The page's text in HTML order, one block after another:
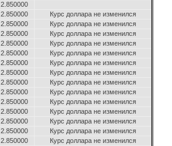
2.850000
2.850000
Курс доллара не изменился
2.850000
Курс доллара не изменился
2.850000
Курс доллара не изменился
2.850000
Курс доллара не изменился
2.850000
Курс доллара не изменился
2.850000
Курс доллара не изменился
2.850000
Курс доллара не изменился
2.850000
Курс доллара не изменился
2.850000
Курс доллара не изменился
2.850000
Курс доллара не изменился
2.850000
Курс доллара не изменился
2.850000
Курс доллара не изменился
2.850000
Курс доллара не изменился
2.850000
Курс доллара не изменился